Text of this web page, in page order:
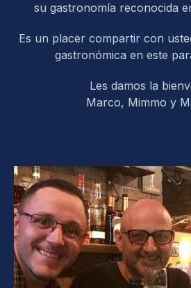
su gastronomía reconocida
Es un placer compartir con
gastronómica en este
Les damos la
Marco, Mimmo y